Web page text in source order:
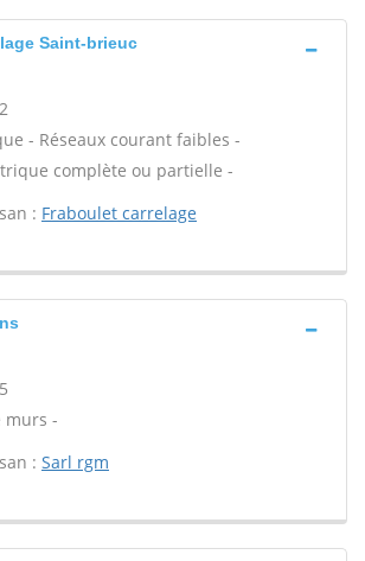
Saint-brieuc
- Réseaux courant faibles -
complète ou partielle -
: Fraboulet carrelage
murs -
: Sarl rgm